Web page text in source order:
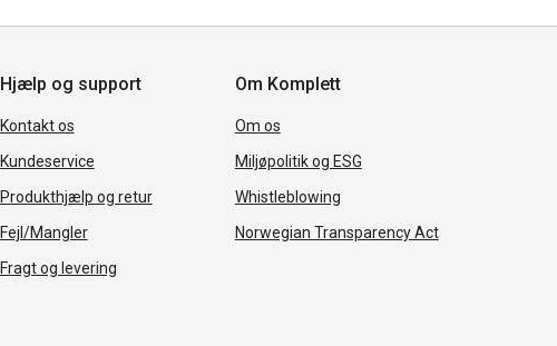
Hjælp og support
Kontakt os
Kundeservice
Produkthjælp og retur
Fejl/Mangler
Fragt og levering
Om Komplett
Om os
Miljøpolitik og ESG
Whistleblowing
Norwegian Transparency Act